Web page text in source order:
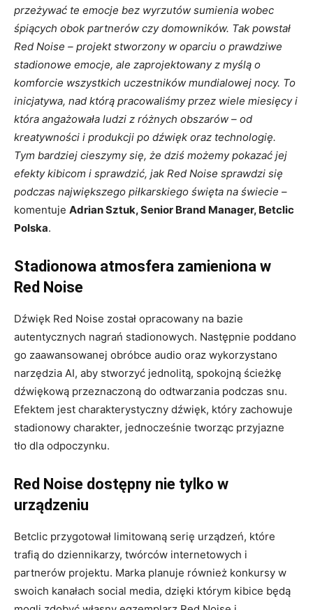
przeżywać te emocje bez wyrzutów sumienia wobec
śpiących obok partnerów czy domowników. Tak powstał
Red Noise – projekt stworzony w oparciu o prawdziwe
stadionowe emocje, ale zaprojektowany z myślą o
komforcie wszystkich uczestników mundialowej nocy. To
inicjatywa, nad którą pracowaliśmy przez wiele miesięcy i
która angażowała ludzi z różnych obszarów – od
kreatywności i produkcji po dźwięk oraz technologię.
Tym bardziej cieszymy się, że dziś możemy pokazać jej
efekty kibicom i sprawdzić, jak Red Noise sprawdzi się
podczas największego piłkarskiego święta na świecie –
komentuje Adrian Sztuk, Senior Brand Manager, Betclic
Polska.
Stadionowa atmosfera zamieniona w
Red Noise
Dźwięk Red Noise został opracowany na bazie
autentycznych nagrań stadionowych. Następnie poddano
go zaawansowanej obróbce audio oraz wykorzystano
narzędzia AI, aby stworzyć jednolitą, spokojną ścieżkę
dźwiękową przeznaczoną do odtwarzania podczas snu.
Efektem jest charakterystyczny dźwięk, który zachowuje
stadionowy charakter, jednocześnie tworząc przyjazne
tło dla odpoczynku.
Red Noise dostępny nie tylko w
urządzeniu
Betclic przygotował limitowaną serię urządzeń, które
trafią do dziennikarzy, twórców internetowych i
partnerów projektu. Marka planuje również konkursy w
swoich kanałach social media, dzięki którym kibice będą